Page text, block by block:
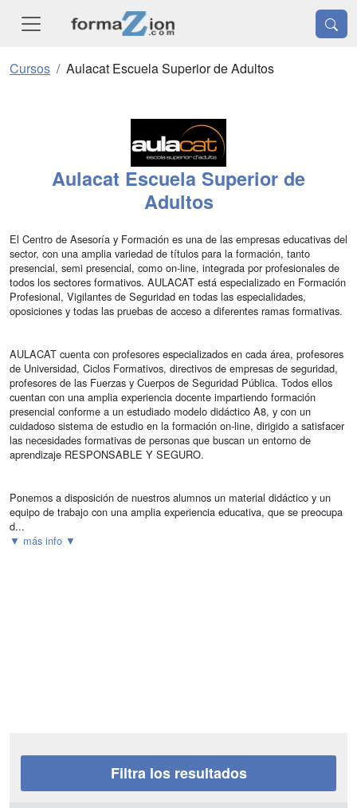
Cursos Aulacat Escuela Superior de Adultos
Aulacat Escuela Superior de
Adultos
El Centro de Asesoría y Formación es una de las empresas educativas del
sector, con una amplia variedad de títulos para la formación, tanto
presencial, semi presencial, como on-line, integrada por profesionales de
todos los sectores formativos. AULACAT está especializado en Formación
Profesional, Vigilantes de Seguridad en todas las especialidades,
oposiciones y todas las pruebas de acceso a diferentes ramas formativas.
AULACAT cuenta con profesores especializados en cada área, profesores
de Universidad, Ciclos Formativos, directivos de empresas de seguridad,
profesores de las Fuerzas y Cuerpos de Seguridad Pública. Todos ellos
cuentan con una amplia experiencia docente impartiendo formación
presencial conforme a un estudiado modelo didáctico A8, y con un
cuidadoso sistema de estudio en la formación on-line, dirigido a satisfacer
las necesidades formativas de personas que buscan un entorno de
aprendizaje RESPONSABLE Y SEGURO.
Ponemos a disposición de nuestros alumnos un material didáctico y un
equipo de trabajo con una amplia experiencia educativa, que se preocupa
d...
▼ más info ▼
Filtra los resultados